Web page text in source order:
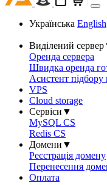
Українська English
Виділений сервер
Оренда сервера
Швидка оренда
Асистент підбору
VPS
Cloud storage
Сервіси ▼
MySQL CS
Redis CS
Домени ▼
Реєстрація домену
Перенесення
Оплата